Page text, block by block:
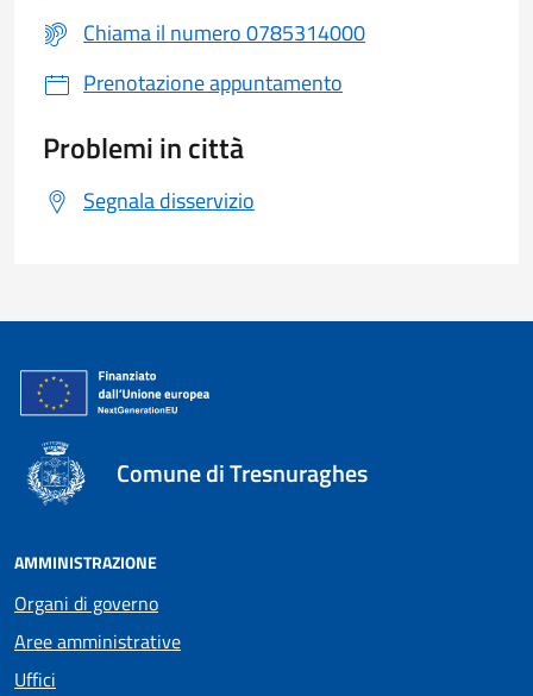
Chiama il numero 0785314000
Prenotazione appuntamento
Problemi in città
Segnala disservizio
Comune di Tresnuraghes
AMMINISTRAZIONE
Organi di governo
Aree amministrative
Uffici